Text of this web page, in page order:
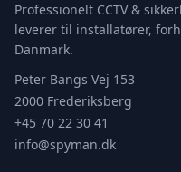
Professionelt CCTV &
leverer til installatører,
Danmark.
Peter Bangs Vej 153
2000 Frederiksberg
+45 70 22 30 41
info@spyman.dk